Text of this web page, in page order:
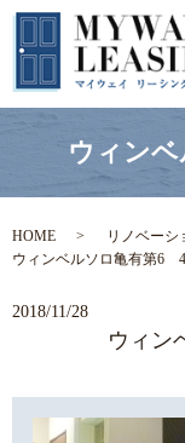
ウィン
HOME リノベーシ
ウィンベルソロ亀有第6
2018/11/28
ウィン